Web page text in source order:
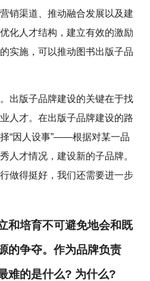
销渠道、推动融合发展以及建
化人才结构，建立有效的激励
实施，可以推动图书出版子品
出版子品牌建设的关键在于找
人才。在出版子品牌建设的路
“因人设事”——根据对某一品
人才情况，建设新的子品牌。
做得挺好，我们还需要进一步
和培育不可避免地会和既
的争夺。作为品牌负责
难的是什么? 为什么?